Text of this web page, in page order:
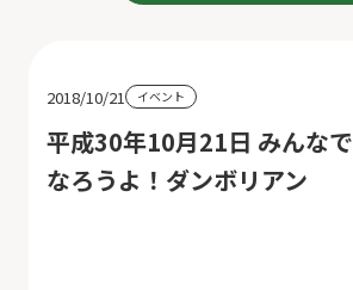
2018/10/21 イベント
平成30年10月21日 みんなで
なろうよ！ダンボリアン